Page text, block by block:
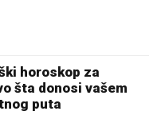
horoskop za
šta donosi vašem
puta